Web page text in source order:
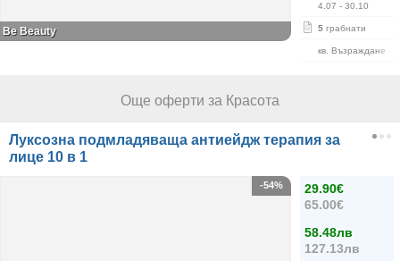
4.07 - 30.10
5 грабнати
кв. Възраждане
Be Beauty
Още оферти за Красота
Луксозна подмладяваща антиейдж терапия за
лице 10 в 1
29.90€
65.00€
58.48лв
127.13лв
-54%